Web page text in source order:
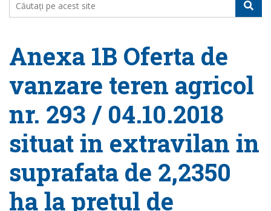
Anexa 1B Oferta de
vanzare teren agricol
nr. 293 / 04.10.2018
situat in extravilan in
suprafata de 2,2350
ha la pretul de